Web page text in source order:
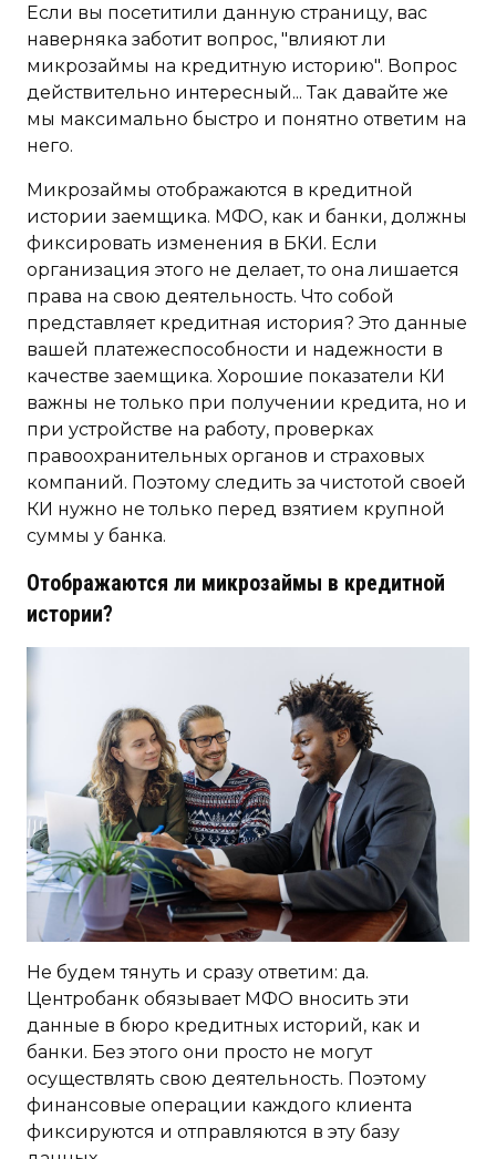
Если вы посетитили данную страницу, вас
наверняка заботит вопрос, "влияют ли
микрозаймы на кредитную историю". Вопрос
действительно интересный... Так давайте же
мы максимально быстро и понятно ответим на
него.
Микрозаймы отображаются в кредитной
истории заемщика. МФО, как и банки, должны
фиксировать изменения в БКИ. Если
организация этого не делает, то она лишается
права на свою деятельность. Что собой
представляет кредитная история? Это данные
вашей платежеспособности и надежности в
качестве заемщика. Хорошие показатели КИ
важны не только при получении кредита, но и
при устройстве на работу, проверках
правоохранительных органов и страховых
компаний. Поэтому следить за чистотой своей
КИ нужно не только перед взятием крупной
суммы у банка.
Отображаются ли микрозаймы в кредитной
истории?
Не будем тянуть и сразу ответим: да.
Центробанк обязывает МФО вносить эти
данные в бюро кредитных историй, как и
банки. Без этого они просто не могут
осуществлять свою деятельность. Поэтому
финансовые операции каждого клиента
фиксируются и отправляются в эту базу